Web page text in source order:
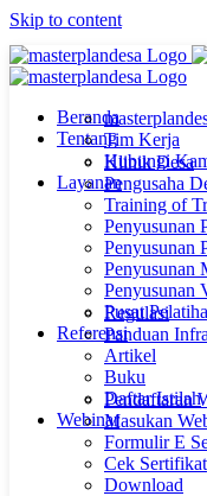
Skip to content
Beranda
TentangTim Kerja
Hubungi
Layanan
Klinik Desa
Pengusaha
Training of
Penyusunan
Penyusunan
Penyusunan
Penyusunan
Pusat
Referensi
Regulasi
Panduan
Artikel
Buku
Daftar Istilah
Webinar
Pendaftaran
Masukan
Formulir E
Cek Sertifikat
Download